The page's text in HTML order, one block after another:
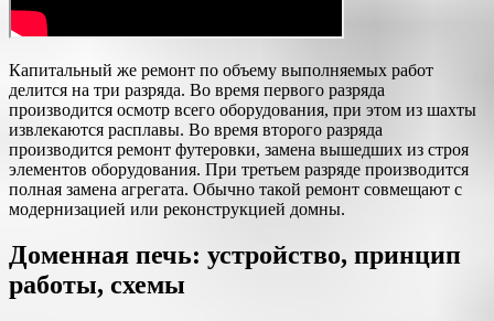
Капитальный же ремонт по объему выполняемых работ
делится на три разряда. Во время первого разряда
производится осмотр всего оборудования, при этом из шахты
извлекаются расплавы. Во время второго разряда
производится ремонт футеровки, замена вышедших из строя
элементов оборудования. При третьем разряде производится
полная замена агрегата. Обычно такой ремонт совмещают с
модернизацией или реконструкцией домны.
Доменная печь: устройство, принцип
работы, схемы